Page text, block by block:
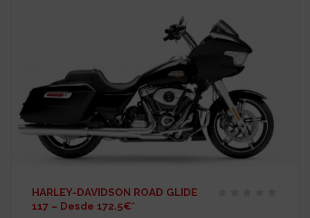
HARLEY-DAVIDSON ROAD GLIDE
117 – Desde 172.5€*